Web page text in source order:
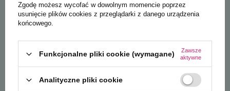
Zgodę możesz wycofać w dowolnym momencie poprzez
usunięcie plików cookies z przeglądarki z danego urządzenia
końcowego.
Funkcjonalne pliki cookie (wymagane)
Zawsze
aktywne
Analityczne pliki cookie